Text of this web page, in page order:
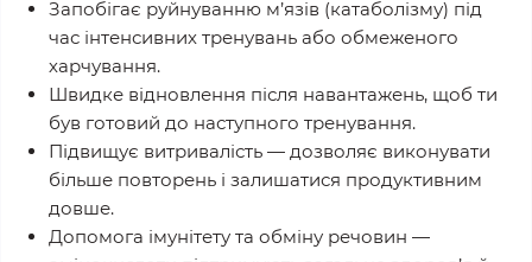
Запобігає руйнуванню м’язів (катаболізму) під
час інтенсивних тренувань або обмеженого
харчування.
Швидке відновлення після навантажень, щоб ти
був готовий до наступного тренування.
Підвищує витривалість — дозволяє виконувати
більше повторень і залишатися продуктивним
довше.
Допомога імунітету та обміну речовин —